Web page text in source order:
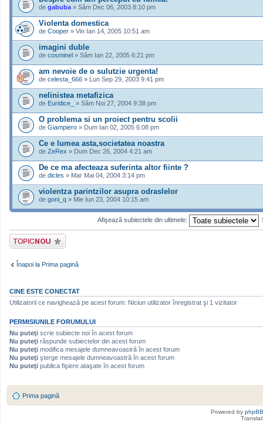
de gabuba » Sâm Dec 06, 2003 8:10 pm
Violenta domestica
de Cooper » Vin Ian 14, 2005 10:51 am
imagini duble
de cosminel » Sâm Ian 22, 2005 6:21 pm
am nevoie de o sulutzie urgenta!
de celesta_666 » Lun Sep 29, 2003 9:41 pm
nelinistea metafizica
de Euridice_ » Sâm Noi 27, 2004 9:38 pm
O problema si un proiect pentru scolii
de Giampiero » Dum Ian 02, 2005 6:08 pm
Ce e lumea asta,societatea noastra
de ZeRex » Dum Dec 26, 2004 4:21 am
De ce ma afecteaza suferinta altor fiinte ?
de dicles » Mar Mai 04, 2004 3:14 pm
violentza parintzilor asupra odraslelor
de goni_q » Mie Iun 23, 2004 10:15 am
Afişează subiectele din ultimele:
Scrie un subiect
nou
Înapoi la Prima pagină
CINE ESTE CONECTAT
Utilizatorii ce navighează pe acest forum: Niciun utilizator înregistrat şi 1 vizitator
PERMISIUNILE FORUMULUI
Nu puteţi scrie subiecte noi în acest forum
Nu puteţi răspunde subiectelor din acest forum
Nu puteţi modifica mesajele dumneavoastră în acest forum
Nu puteţi şterge mesajele dumneavoastră în acest forum
Nu puteţi publica fişiere ataşate în acest forum
Prima pagină
Powered by phpBB